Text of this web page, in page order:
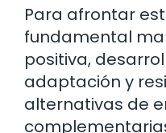
Para afrontar
fundamental
positiva,
adaptación y
alternativas de